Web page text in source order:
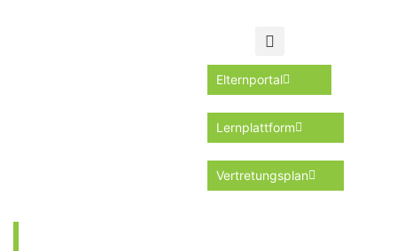
Elternportal
Lernplattform
Vertretungsplan